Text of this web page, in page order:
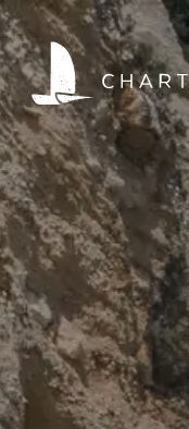
HOME
WELTWEIT
OSTSEE